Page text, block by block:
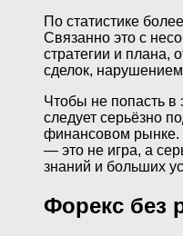
По статистике
Связанно это с
стратегии и плана,
сделок,
Чтобы не попасть в
следует серьёзно
финансовом рынке.
— это не игра, а
знаний и больших
Форекс без